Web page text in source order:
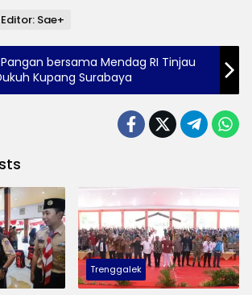
Editor: Sae+
bersama Mendag RI Tinjau
Kupang Surabaya
Trenggalek